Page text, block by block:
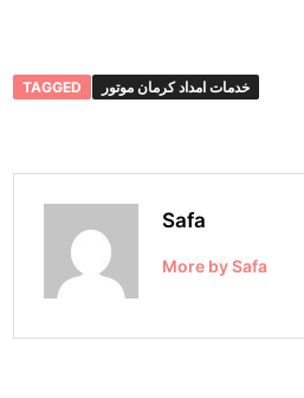
TAGGED خدمات امداد کرمان موتور
Safa
More by Safa